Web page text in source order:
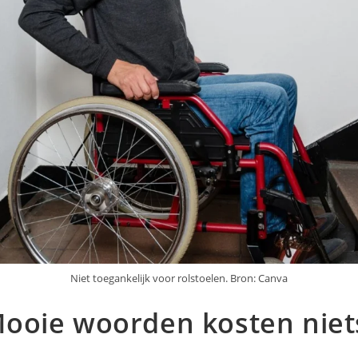
Niet toegankelijk voor rolstoelen. Bron: Canva
woorden kosten